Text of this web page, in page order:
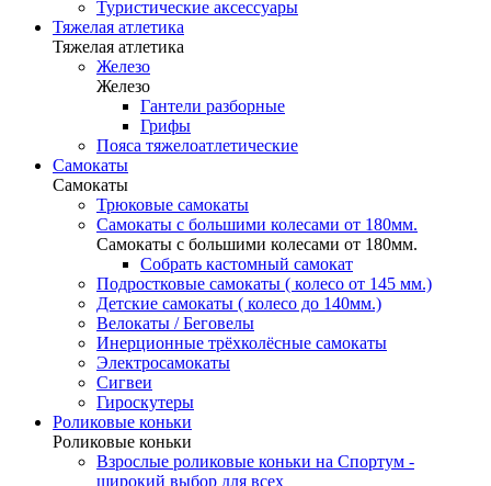
Туристические аксессуары
Тяжелая атлетика
Тяжелая атлетика
Железо
Железо
Гантели разборные
Грифы
Пояса тяжелоатлетические
Самокаты
Самокаты
Трюковые самокаты
Самокаты с большими колесами от 180мм.
Самокаты с большими колесами от 180мм.
Собрать кастомный самокат
Подростковые самокаты ( колесо от 145 мм.)
Детские самокаты ( колесо до 140мм.)
Велокаты / Беговелы
Инерционные трёхколёсные самокаты
Электросамокаты
Сигвеи
Гироскутеры
Роликовые коньки
Роликовые коньки
Взрослые роликовые коньки на Спортум -
широкий выбор для всех